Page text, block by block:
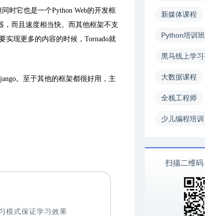
同时它也是一个Python Web的开发框
而且速度相当快。而其他框架不支
实现更多的内容的时候， Tornado就
。至于其他的框架都很好用，主
模式保证学习效果
新媒体课程
Python培训班
黑马线上学
大数据课程
全栈工程师
少儿编程培训
扫描二维